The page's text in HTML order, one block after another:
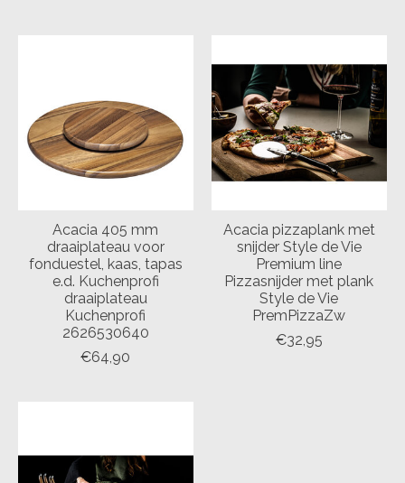
Acacia 405 mm
draaiplateau voor
fonduestel, kaas, tapas
e.d. Kuchenprofi
draaiplateau
Kuchenprofi
2626530640
€64,90
Acacia pizzaplank met
snijder Style de Vie
Premium line
Pizzasnijder met plank
Style de Vie
PremPizzaZw
€32,95